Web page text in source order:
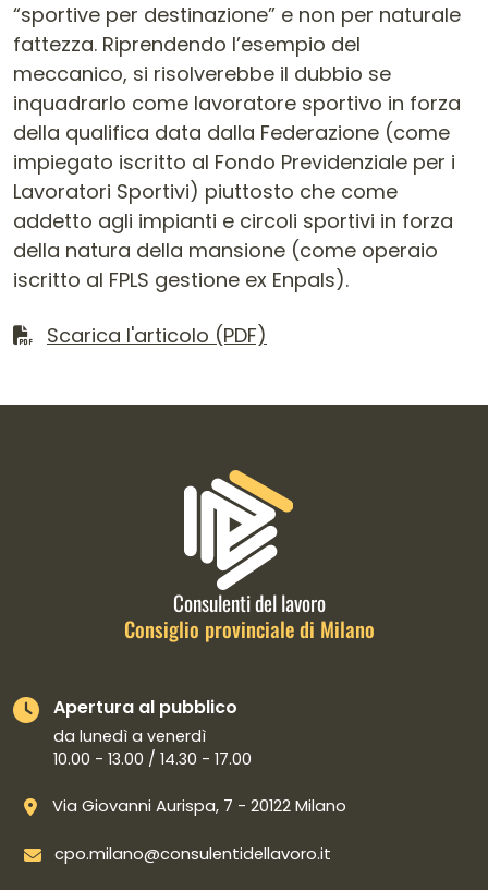
“sportive per destinazione” e non per naturale
fattezza. Riprendendo l’esempio del
meccanico, si risolverebbe il dubbio se
inquadrarlo come lavoratore sportivo in forza
della qualifica data dalla Federazione (come
impiegato iscritto al Fondo Previdenziale per i
Lavoratori Sportivi) piuttosto che come
addetto agli impianti e circoli sportivi in forza
della natura della mansione (come operaio
iscritto al FPLS gestione ex Enpals).
Scarica il file
Scarica l'articolo (PDF)
Informazioni di contatto e link
Consulenti del lavoro
Consiglio provinciale di Milano
Apertura al pubblico
da lunedì a venerdì
10.00 - 13.00 / 14.30 - 17.00
Via Giovanni Aurispa, 7 - 20122 Milano
cpo.milano@consulentidellavoro.it